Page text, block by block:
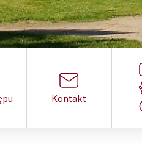
Kontakt